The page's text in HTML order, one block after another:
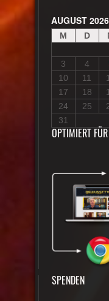
AUGUST 2026
M D
3
4
10
11
17
18
24
25
31
OPTIMIERT FÜR
SPENDEN